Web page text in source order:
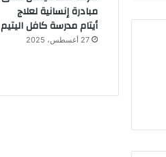
مبادرة إنسانية لعلاج
أيتام مدرسة كافل اليتيم
27 أغسطس، 2025